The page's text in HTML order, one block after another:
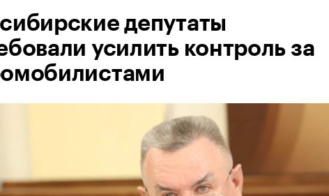
депутаты
усилить контроль за